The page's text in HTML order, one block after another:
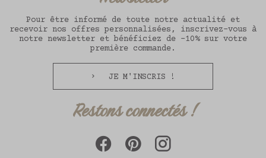
Pour être informé de toute notre actualité et
recevoir nos offres personnalisées, inscrivez-vous à
notre newsletter et bénéficiez de -10% sur votre
première commande.
JE M'INSCRIS !
Restons connectés !